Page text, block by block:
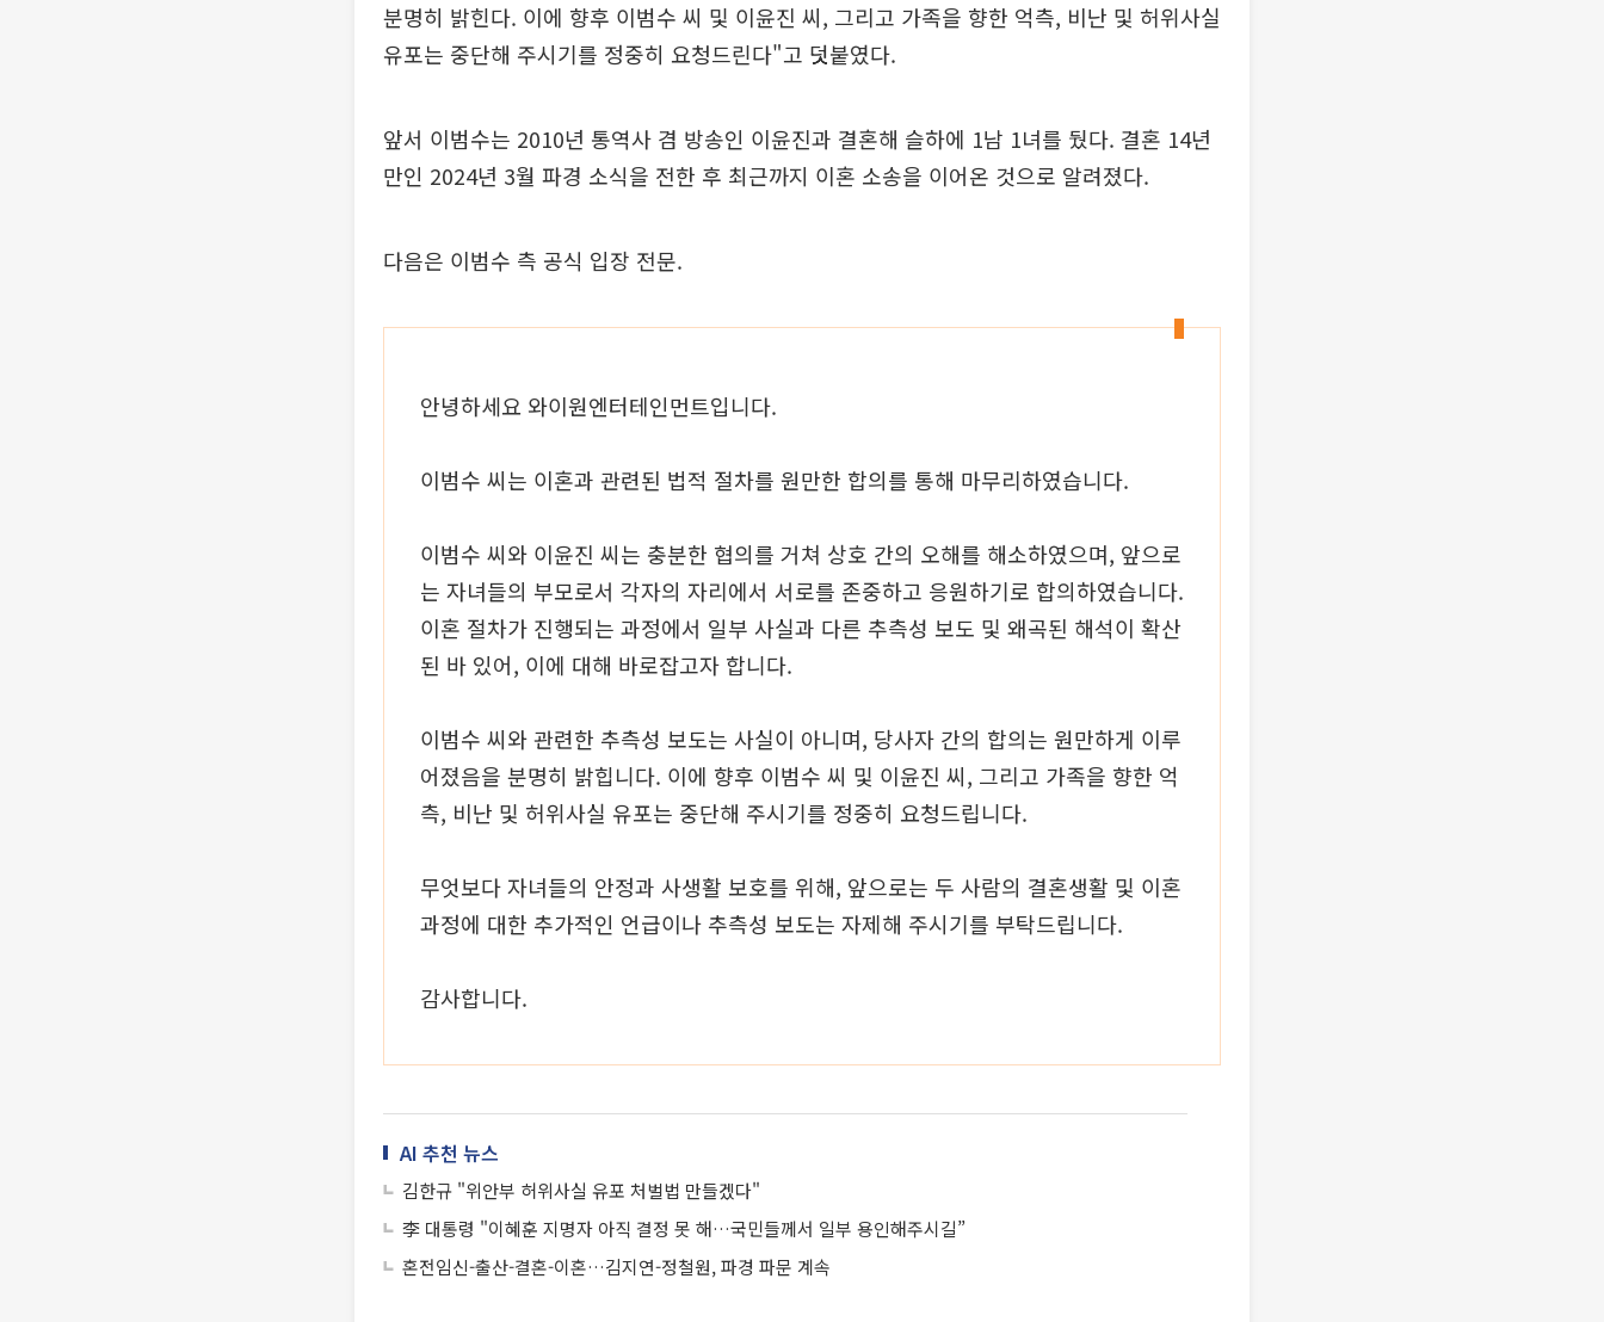
분명히 밝힌다. 이에 향후 이범수 씨 및 이윤진 씨, 그리고 가족을 향한 억측, 비난 및 허위사실
유포는 중단해 주시기를 정중히 요청드린다"고 덧붙였다.
앞서 이범수는 2010년 통역사 겸 방송인 이윤진과 결혼해 슬하에 1남 1녀를 뒀다. 결혼 14년
만인 2024년 3월 파경 소식을 전한 후 최근까지 이혼 소송을 이어온 것으로 알려졌다.
다음은 이범수 측 공식 입장 전문.
안녕하세요 와이원엔터테인먼트입니다.
이범수 씨는 이혼과 관련된 법적 절차를 원만한 합의를 통해 마무리하였습니다.
이범수 씨와 이윤진 씨는 충분한 협의를 거쳐 상호 간의 오해를 해소하였으며, 앞으로
는 자녀들의 부모로서 각자의 자리에서 서로를 존중하고 응원하기로 합의하였습니다.
이혼 절차가 진행되는 과정에서 일부 사실과 다른 추측성 보도 및 왜곡된 해석이 확산
된 바 있어, 이에 대해 바로잡고자 합니다.
이범수 씨와 관련한 추측성 보도는 사실이 아니며, 당사자 간의 합의는 원만하게 이루
어졌음을 분명히 밝힙니다. 이에 향후 이범수 씨 및 이윤진 씨, 그리고 가족을 향한 억
측, 비난 및 허위사실 유포는 중단해 주시기를 정중히 요청드립니다.
무엇보다 자녀들의 안정과 사생활 보호를 위해, 앞으로는 두 사람의 결혼생활 및 이혼
과정에 대한 추가적인 언급이나 추측성 보도는 자제해 주시기를 부탁드립니다.
감사합니다.
AI 추천 뉴스
김한규 "위안부 허위사실 유포 처벌법 만들겠다"
李 대통령 "이혜훈 지명자 아직 결정 못 해…국민들께서 일부 용인해주시길”
혼전임신-출산-결혼-이혼…김지연-정철원, 파경 파문 계속